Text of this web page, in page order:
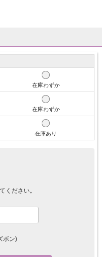
在庫わずか
在庫わずか
在庫あり
ください。
ボン)